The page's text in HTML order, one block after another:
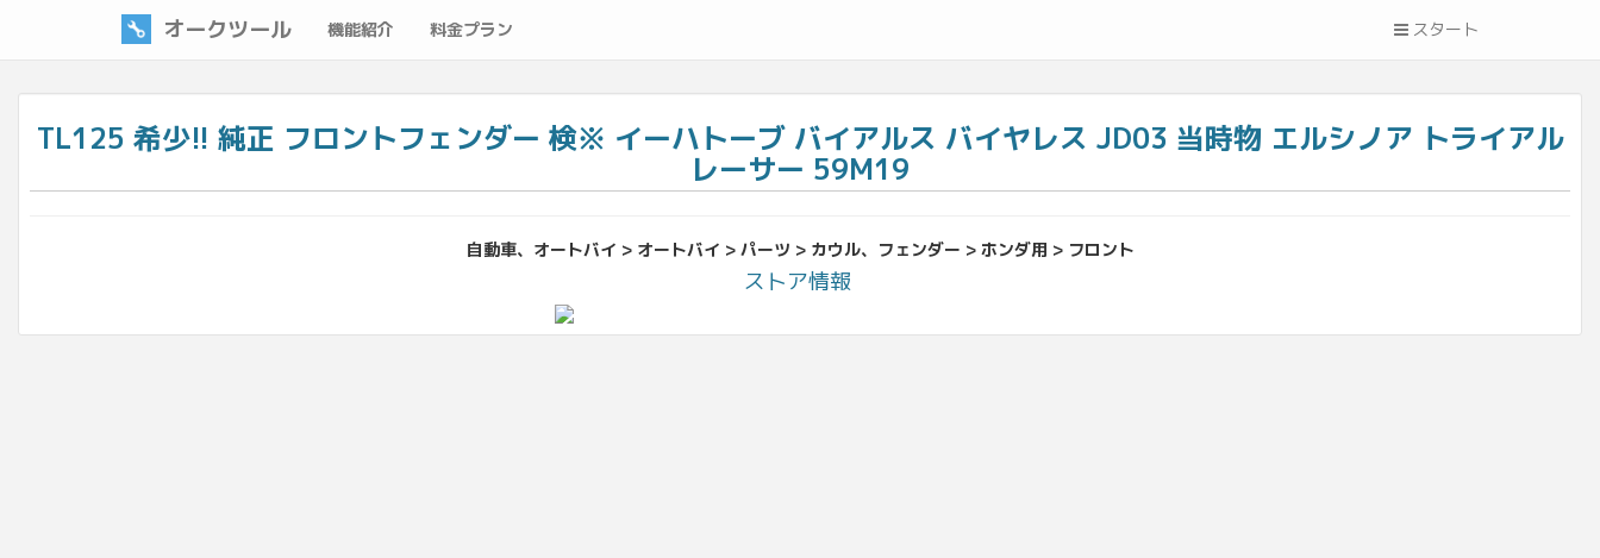
オークツール 機能紹介 料金プラン スタート
TL125 希少!! 純正 フロントフェンダー 検※ イーハトーブ バイアルス バイヤレス JD03 当時物 エルシノア トライアル
レーサー 59M19
自動車、オートバイ > オートバイ > パーツ > カウル、フェンダー > ホンダ用 > フロント
ストア情報